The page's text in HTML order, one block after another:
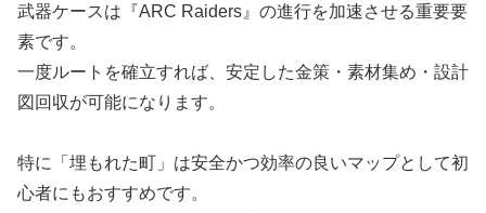
武器ケースは『ARC Raiders』の進行を加速させる重要要
素です。
一度ルートを確立すれば、安定した金策・素材集め・設計
図回収が可能になります。
特に「埋もれた町」は安全かつ効率の良いマップとして初
心者にもおすすめです。